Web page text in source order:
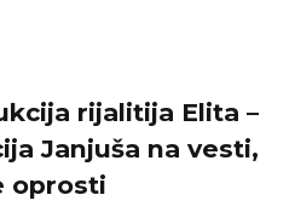
rijalitija Elita –
Janjuša na vesti,
oprosti